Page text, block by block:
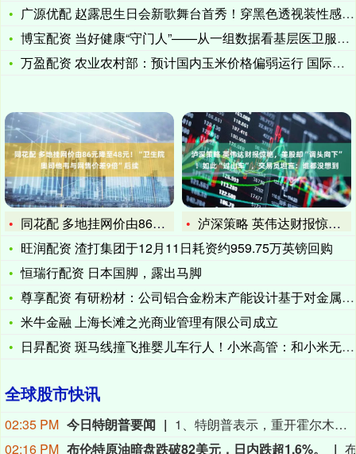
广源优配 赵露思生日会新歌舞台首秀！穿黑色透视装性感吸睛
博宝配资 当好健康“守门人”——从一组数据看基层医卫服务体系
万盈配资 农业农村部：预计国内玉米价格偏弱运行 国际价格低位
同花配 多地挂网价由86元降至48元！“卫生院奥司他韦与网售
泸深策略 英伟达财报惊艳，美股却“调头向下”！如此“过山车”
旺润配资 渣打集团于12月11日耗资约959.75万英镑回购
恒瑞行配资 日本国脚，露出马脚
尊享配资 有研粉材：公司铝合金粉末产能设计基于对金属增材制造
米牛金融 上海长滩之光商业管理有限公司成立
日昇配资 斑马线撞飞推婴儿车行人！小米高管：和小米无关，小米
全球股市快讯
02:35 PM 今日特朗普要闻
1、特朗普表示，重开霍尔木兹海峡的谈判正在推进，尽管伊朗议员正在考虑对与美国和以色列相关的船只实施限制。 2、特朗普：（关于人工智能）这可能比石油还要重要。谁赢得人工智能，谁就赢得一切。就是如此重要。人工智能比互联网大很多倍。 3、报道称，美国总统特朗普近日在一次私下会晤中表示，他希望副总统万斯能够赢得2028年总统大选。 4、美国总统特朗普当地时间8月7日宣布，联邦政府将向多个关键矿产和电池项目投资30亿美元，旨在增加美国国内产量，并以此推动国家安全与产业政策。 5、美国总统特朗普6日否认他对国防部长赫格塞思不满，称对赫格塞思所做的工作“非常满意”。 6、白宫本周致信库克称，特朗普“正在考虑”解除其职务，并要求她在三周内回应有关抵押贷款欺诈的指控。 7、特朗普媒体集团退出与Crypto.com的两项交易。 8、当地时间8月6日，有记者在采访美国总统特朗普时提出，如果民主党人在中期选举后控制国会众议院，可能会再次试图弹劾他，特朗普表示，“很多人说我是有史以来最伟大的总统之一”。
02:16 PM 布伦特原油暗盘跌破82美元，日内跌超1.6%。